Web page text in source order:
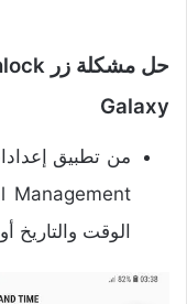
Galaxy
الوقت والتاريخ أو Date and Time.